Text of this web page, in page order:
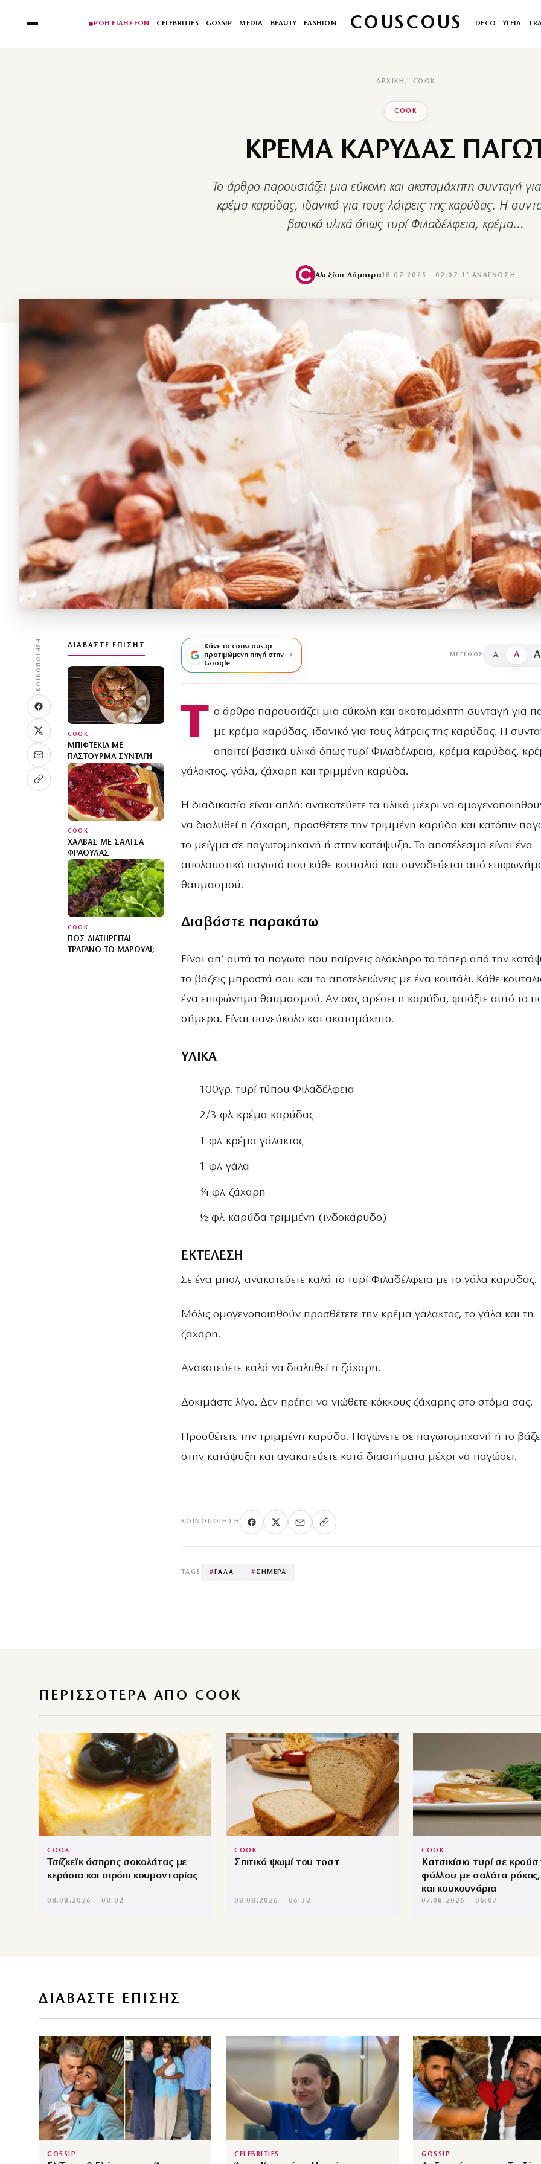
ΡΟΗ ΕΙΔΗΣΕΩΝ CELEBRITIES GOSSIP MEDIA BEAUTY FASHION COUSCOUS DECO ΥΓΕΙΑ
ΑΡΧΙΚΉ COOK
COOK
ΚΡΕΜΑ ΚΑΡΥΔΑΣ
Το άρθρο παρουσιάζει μια εύκολη και ακαταμάχητη συνταγή
κρέμα καρύδας, ιδανικό για τους λάτρεις της καρύδας. Η
βασικά υλικά όπως τυρί Φιλαδέλφεια, κρέμα…
Αλεξίου Δήμητρα18.07.2025 · 02:07 · 1′ ΑΝΆΓΝΩΣΗ
ΚΟΙΝΟΠΟΊΗΣΗ ΔΙΑΒΆΣΤΕ ΕΠΊΣΗΣ
COOK
ΜΠΙΦΤΈΚΙΑ ΜΕ
ΠΑΣΤΟΥΡΜΆ ΣΥΝΤΑΓΉ
COOK
ΧΑΛΒΆΣ ΜΕ ΣΆΛΤΣΑ
ΦΡΆΟΥΛΑΣ
COOK
ΠΏΣ ΔΙΑΤΗΡΕΊΤΑΙ
ΤΡΑΓΑΝΌ ΤΟ ΜΑΡΟΎΛΙ;
Κάνε το couscous.gr
προτιμώμενη πηγή στην
Google
ΜΈΓΕΘΟΣ A A A
Τ ο άρθρο παρουσιάζει μια εύκολη και ακαταμάχητη συνταγή για
με κρέμα καρύδας, ιδανικό για τους λάτρεις της καρύδας. Η
απαιτεί βασικά υλικά όπως τυρί Φιλαδέλφεια, κρέμα καρύδας,
γάλακτος, γάλα, ζάχαρη και τριμμένη καρύδα.
Η διαδικασία είναι απλή: ανακατεύετε τα υλικά μέχρι να
να διαλυθεί η ζάχαρη, προσθέτετε την τριμμένη καρύδα και κατόπιν
το μείγμα σε παγωτομηχανή ή στην κατάψυξη. Το αποτέλεσμα είναι ένα
απολαυστικό παγωτό που κάθε κουταλιά του συνοδεύεται από
θαυμασμού.
Διαβάστε παρακάτω
Είναι απ’ αυτά τα παγωτά που παίρνεις ολόκληρο το τάπερ από την
το βάζεις µπροστά σου και το αποτελειώνεις µε ένα κουτάλι. Kάθε
ένα επιφώνηµα θαυµασµού. Αν σας αρέσει η καρύδα, φτιάξτε αυτό το
σήµερα. Είναι πανεύκολο και ακαταµάχητο.
ΥΛΙΚΑ
100γρ. τυρί τύπου Φιλαδέλφεια
2/3 φλ. κρέµα καρύδας
1 φλ. κρέµα γάλακτος
1 φλ. γάλα
¾ φλ. ζάχαρη
½ φλ. καρύδα τριµµένη (ινδοκάρυδο)
ΕΚΤΕΛΕΣΗ
Σε ένα µπολ, ανακατεύετε καλά το τυρί Φιλαδέλφεια µε το γάλα καρύδας.
Μόλις οµογενοποιηθούν προσθέτετε την κρέµα γάλακτος, το γάλα και τη
ζάχαρη.
Ανακατεύετε καλά να διαλυθεί η ζάχαρη.
∆οκιµάστε λίγο. ∆εν πρέπει να νιώθετε κόκκους ζάχαρης στο στόµα σας.
Προσθέτετε την τριµµένη καρύδα. Παγώνετε σε παγωτοµηχανή ή το
στην κατάψυξη και ανακατεύετε κατά διαστήµατα µέχρι να παγώσει.
ΚΟΙΝΟΠΟΊΗΣΗ
TAGS # ΓΑΛΑ # ΣΗΜΕΡΑ
ΠΕΡΙΣΣΌΤΕΡΑ ΑΠΌ COOK
COOK
Τσίζκεϊκ άσπρης σοκολάτας με
κεράσια και σιρόπι κουμανταρίας
08.08.2026 — 08:02
COOK
Σπιτικό ψωμί του τοστ
08.08.2026 — 06:32
COOK
Κατσικίσιο τυρί σε
φύλλου με σαλάτα ρόκας,
και κουκουνάρια
07.08.2026 — 06:07
ΔΙΑΒΑΣΤΕ ΕΠΙΣΗΣ
GOSSIP CELEBRITIES GOSSIP